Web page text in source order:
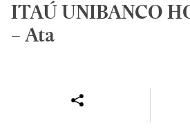
ITAÚ UNIBANCO
– Ata